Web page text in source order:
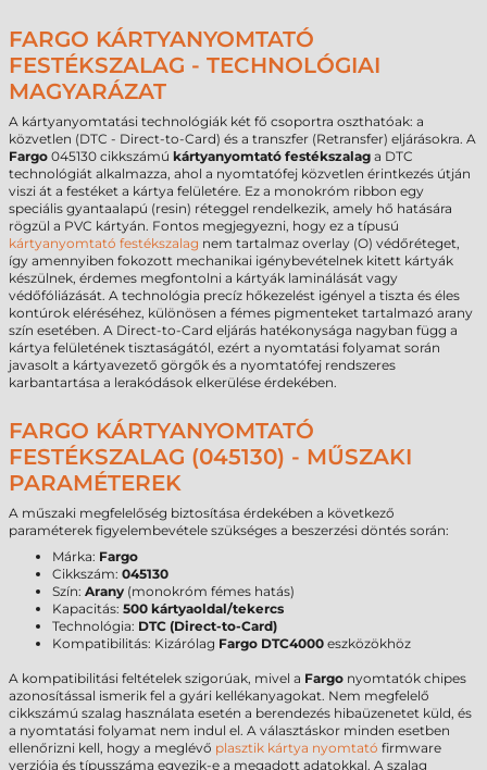
FARGO KÁRTYANYOMTATÓ
FESTÉKSZALAG - TECHNOLÓGIAI
MAGYARÁZAT
A kártyanyomtatási technológiák két fő csoportra oszthatóak: a
közvetlen (DTC - Direct-to-Card) és a transzfer (Retransfer) eljárásokra. A
Fargo 045130 cikkszámú kártyanyomtató festékszalag a DTC
technológiát alkalmazza, ahol a nyomtatófej közvetlen érintkezés útján
viszi át a festéket a kártya felületére. Ez a monokróm ribbon egy
speciális gyantaalapú (resin) réteggel rendelkezik, amely hő hatására
rögzül a PVC kártyán. Fontos megjegyezni, hogy ez a típusú
kártyanyomtató festékszalag nem tartalmaz overlay (O) védőréteget,
így amennyiben fokozott mechanikai igénybevételnek kitett kártyák
készülnek, érdemes megfontolni a kártyák laminálását vagy
védőfóliázását. A technológia precíz hőkezelést igényel a tiszta és éles
kontúrok eléréséhez, különösen a fémes pigmenteket tartalmazó arany
szín esetében. A Direct-to-Card eljárás hatékonysága nagyban függ a
kártya felületének tisztaságától, ezért a nyomtatási folyamat során
javasolt a kártyavezető görgők és a nyomtatófej rendszeres
karbantartása a lerakódások elkerülése érdekében.
FARGO KÁRTYANYOMTATÓ
FESTÉKSZALAG (045130) - MŰSZAKI
PARAMÉTEREK
A műszaki megfelelőség biztosítása érdekében a következő
paraméterek figyelembevétele szükséges a beszerzési döntés során:
Márka: Fargo
Cikkszám: 045130
Szín: Arany (monokróm fémes hatás)
Kapacitás: 500 kártyaoldal/tekercs
Technológia: DTC (Direct-to-Card)
Kompatibilitás: Kizárólag Fargo DTC4000 eszközökhöz
A kompatibilitási feltételek szigorúak, mivel a Fargo nyomtatók chipes
azonosítással ismerik fel a gyári kellékanyagokat. Nem megfelelő
cikkszámú szalag használata esetén a berendezés hibaüzenetet küld, és
a nyomtatási folyamat nem indul el. A választáskor minden esetben
ellenőrizni kell, hogy a meglévő plasztik kártya nyomtató firmware
verziója és típusszáma egyezik-e a megadott adatokkal. A szalag